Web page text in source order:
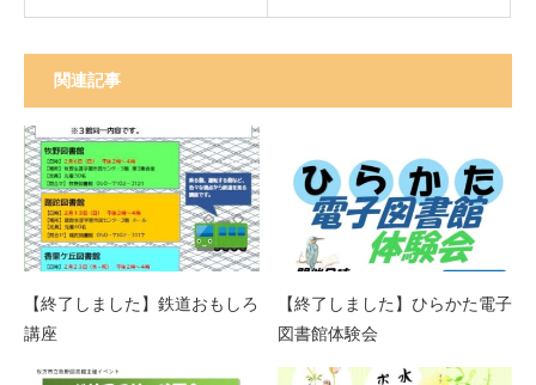
関連記事
【終了しました】鉄道おもしろ
講座
【終了しました】ひらかた電子
図書館体験会